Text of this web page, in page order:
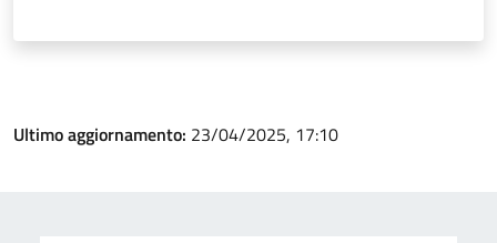
Ultimo aggiornamento: 23/04/2025, 17:10